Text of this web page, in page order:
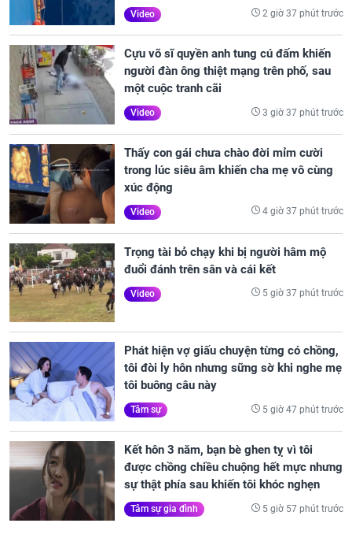
Video 2 giờ 37 phút trước
Cựu võ sĩ quyền anh tung cú đấm khiến
người đàn ông thiệt mạng trên phố, sau
một cuộc tranh cãi
Video 3 giờ 37 phút trước
Thấy con gái chưa chào đời mỉm cười
trong lúc siêu âm khiến cha mẹ vô cùng
xúc động
Video 4 giờ 37 phút trước
Trọng tài bỏ chạy khi bị người hâm mộ
đuổi đánh trên sân và cái kết
Video 5 giờ 37 phút trước
Phát hiện vợ giấu chuyện từng có chồng,
tôi đòi ly hôn nhưng sững sờ khi nghe mẹ
tôi buông câu này
Tâm sự 5 giờ 47 phút trước
Kết hôn 3 năm, bạn bè ghen tỵ vì tôi
được chồng chiều chuộng hết mực nhưng
sự thật phía sau khiến tôi khóc nghẹn
Tâm sự gia đình 5 giờ 57 phút trước